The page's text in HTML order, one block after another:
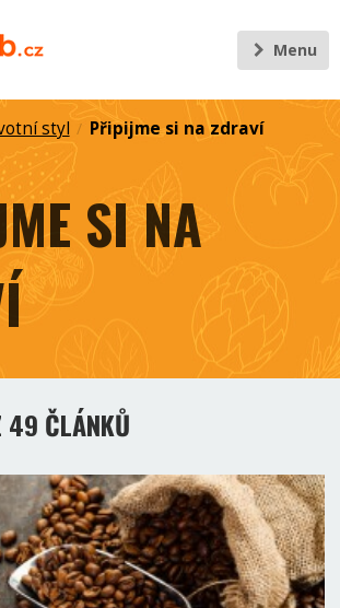
Menu
styl / Připijme si na zdraví
SI NA
49 ČLÁNKŮ